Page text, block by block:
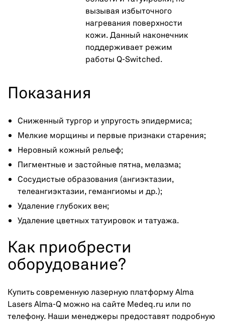
вызывая избыточного
нагревания поверхности
кожи. Данный наконечник
поддерживает режим
работы Q-Switched.
Показания
Сниженный тургор и упругость эпидермиса;
Мелкие морщины и первые признаки старения;
Неровный кожный рельеф;
Пигментные и застойные пятна, мелазма;
Сосудистые образования (ангиэктазии,
телеангиэктазии, гемангиомы и др.);
Удаление глубоких вен;
Удаление цветных татуировок и татуажа.
Как приобрести
оборудование?
Купить современную лазерную платформу Alma
Lasers Alma-Q можно на сайте Medeq.ru или по
телефону. Наши менеджеры предоставят подробную